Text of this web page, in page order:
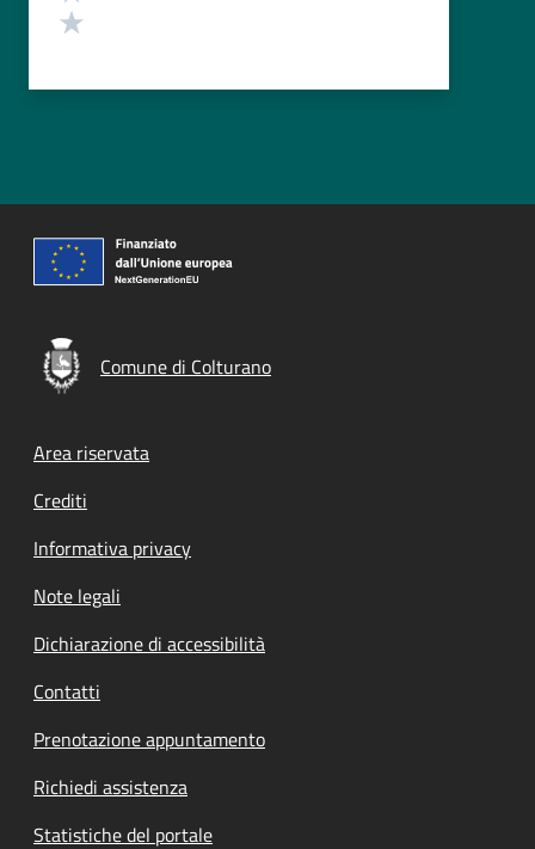
Comune di Colturano
Footer menu
Area riservata
Crediti
Informativa privacy
Note legali
Dichiarazione di accessibilità
Contatti
Prenotazione appuntamento
Richiedi assistenza
Statistiche del portale